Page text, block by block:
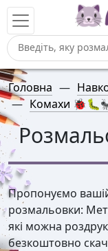
Головна —
— Комахи
Пропонуємо
розмальовки:
які можна
безкоштовно